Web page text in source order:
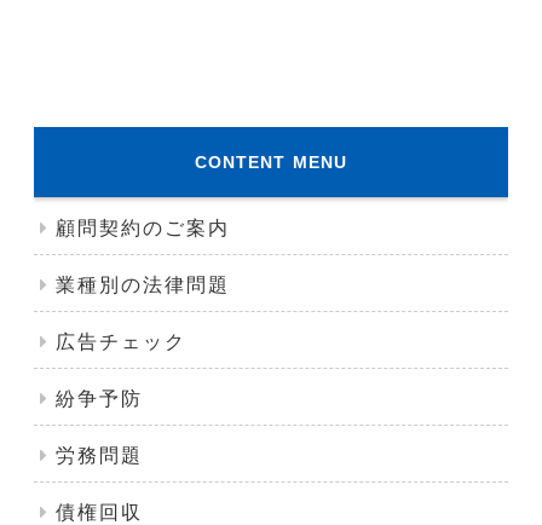
CONTENT MENU
顧問契約のご案内
業種別の法律問題
広告チェック
紛争予防
労務問題
債権回収